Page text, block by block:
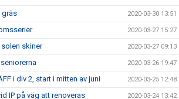
gräs 2020-03-30 13:51
2020-03-27 15:27
solen skiner 2020-03-27 09:13
2020-03-26 19:47
i div 2, start i mitten av juni 2020-03-25 12:48
IP på väg att renoveras 2020-03-24 13:42